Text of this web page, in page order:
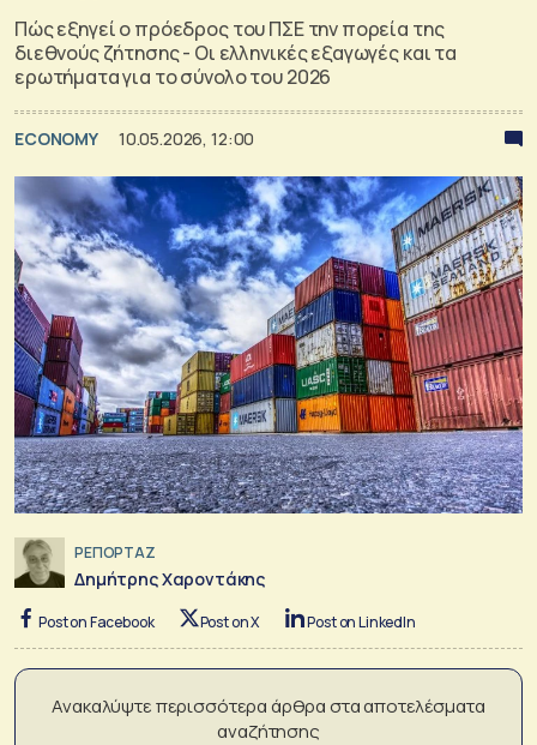
Πώς εξηγεί ο πρόεδρος του ΠΣΕ την πορεία της
διεθνούς ζήτησης - Οι ελληνικές εξαγωγές και τα
ερωτήματα για το σύνολο του 2026
ECONOMY 10.05.2026, 12:00
ΡΕΠΟΡΤΑΖ
Δημήτρης Χαροντάκης
Post on Facebook Post on X Post on LinkedIn
Ανακαλύψτε περισσότερα άρθρα στα αποτελέσματα
αναζήτησης